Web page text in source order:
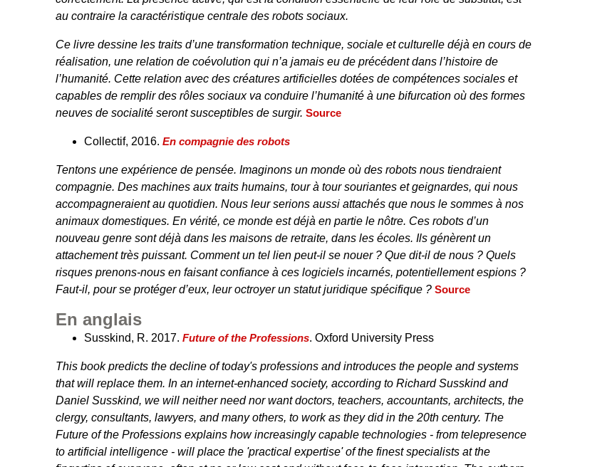
au contraire la caractéristique centrale des robots sociaux.
Ce livre dessine les traits d’une transformation technique, sociale et culturelle déjà en cours de
réalisation, une relation de coévolution qui n’a jamais eu de précédent dans l’histoire de
l’humanité. Cette relation avec des créatures artificielles dotées de compétences sociales et
capables de remplir des rôles sociaux va conduire l’humanité à une bifurcation où des formes
neuves de socialité seront susceptibles de surgir. Source
Collectif, 2016. En compagnie des robots
Tentons une expérience de pensée. Imaginons un monde où des robots nous tiendraient
compagnie. Des machines aux traits humains, tour à tour souriantes et geignardes, qui nous
accompagneraient au quotidien. Nous leur serions aussi attachés que nous le sommes à nos
animaux domestiques. En vérité, ce monde est déjà en partie le nôtre. Ces robots d’un
nouveau genre sont déjà dans les maisons de retraite, dans les écoles. Ils génèrent un
attachement très puissant. Comment un tel lien peut-il se nouer ? Que dit-il de nous ? Quels
risques prenons-nous en faisant confiance à ces logiciels incarnés, potentiellement espions ?
Faut-il, pour se protéger d’eux, leur octroyer un statut juridique spécifique ? Source
En anglais
Susskind, R. 2017. Future of the Professions. Oxford University Press
This book predicts the decline of today's professions and introduces the people and systems
that will replace them. In an internet-enhanced society, according to Richard Susskind and
Daniel Susskind, we will neither need nor want doctors, teachers, accountants, architects, the
clergy, consultants, lawyers, and many others, to work as they did in the 20th century. The
Future of the Professions explains how increasingly capable technologies - from telepresence
to artificial intelligence - will place the 'practical expertise' of the finest specialists at the